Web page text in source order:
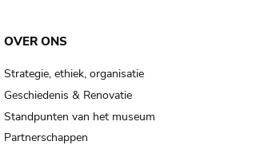
OVER ONS
Strategie, ethiek, organisatie
Geschiedenis & Renovatie
Standpunten van het museum
Partnerschappen